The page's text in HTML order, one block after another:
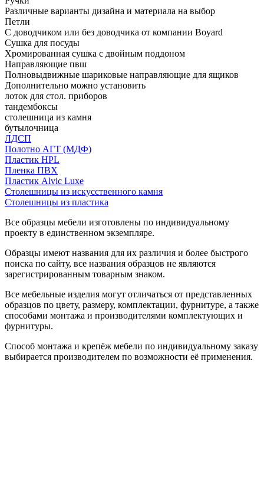
Различные варианты дизайна и материала на выбор
Петли
С доводчиком или без доводчика от компании Boyard
Сушка для посуды
Хромированная сушка с двойным поддоном
Направляющие пвш
Полновыдвижные шариковые направляющие для ящиков
Дополнительно можно установить
лоток для стол. приборов
тандембоксы
столешница из камня
бутылочница
ЛДСП
Полотно АГТ (МДФ)
Пластик HPL
Пленка ПВХ
Пластик Alvic Luxe
Столешницы из искусственного камня
Столешницы из пластика
Все образцы мебели изготовлены по индивидуальному
проекту в единственном экземпляре.
Образцы имеют названия для их различия и более быстрого
поиска по сайту, все названия образцов не являются
зарегистрированным товарным знаком.
Все мебельные изделия могут отличаться от представленных
образцов по цвету, размеру, комплектации, фурнитуре, а также
способами монтажа и производителями комплектующих и
фурнитуры.
Способ монтажа и крепёж мебели по индивидуальному заказу
выбирается производителем по возможности её применения.